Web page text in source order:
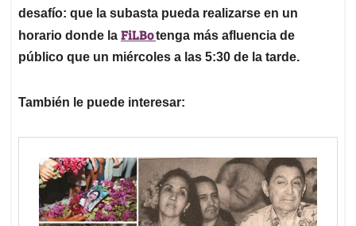
desafío: que la subasta pueda realizarse en un
horario donde la FiLBotenga más afluencia de
público que un miércoles a las 5:30 de la tarde.
También le puede interesar: